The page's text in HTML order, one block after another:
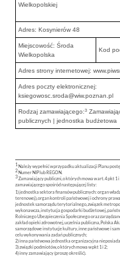
Wielkopolskiej
Adres: Kosynierów 48
Miejscowość: Środa
Wielkopolska
Kod
Adres strony internetowej:
Adres poczty elektronicznej:
ksiegowosc.sroda@wiw.poznan.pl
Rodzaj zamawiającego:3
publicznych | jednostka budżetowa
1 Należy wypełnić w przypadku aktualizacji Planu
2 Numer NIP lub REGON.
3Zamawiający publiczni, o których mowa w art. 4 pkt 1
zamawiającego spośród następującej listy:
1) jednostka sektora finansów publicznych: organ
terenowej), organ kontroli państwowej i ochrony
jednostek samorządu terytorialnego, związek
wykonawcza, instytucja gospodarki budżetowej,
Rolniczego Ubezpieczenia Społecznego oraz
zakład opieki zdrowotnej, uczelnia publiczna, Polska
samorządowe instytucje kultury, inne państwowe i
celu wykonywania zadań publicznych;
2) inna państwowa jednostka organizacyjna
3) związki podmiotów, o których mowa w pkt 1 i 2;
4) inny zamawiający (proszę określić).